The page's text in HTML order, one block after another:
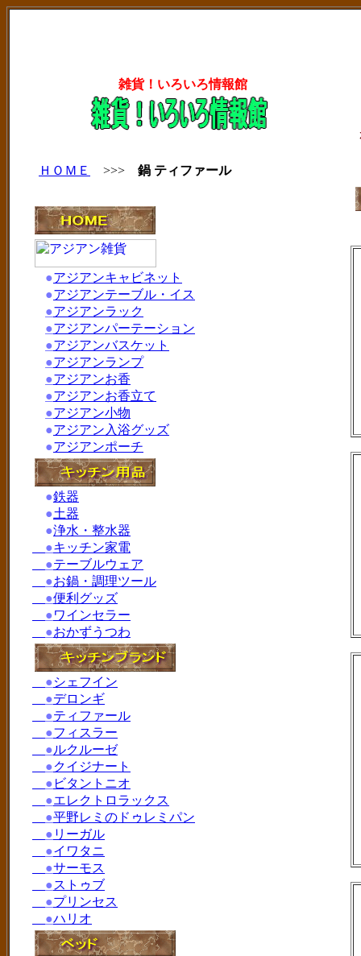
雑貨！いろいろ情報館
ＨＯＭＥ >>> 鍋 ティファール
●アジアンキャビネット
●アジアンテーブル・イス
●アジアンラック
●アジアンパーテーション
●アジアンバスケット
●アジアンランプ
●アジアンお香
●アジアンお香立て
●アジアン小物
●アジアン入浴グッズ
●アジアンポーチ
●鉄器
●土器
●浄水・整水器
●キッチン家電
●テーブルウェア
●お鍋・調理ツール
●便利グッズ
●ワインセラー
●おかずうつわ
●シェフイン
●デロンギ
●ティファール
●フィスラー
●ルクルーゼ
●クイジナート
● ビタントニオ
●エレクトロラックス
●平野レミのドゥレミパン
● リーガル
●イワタニ
●サーモス
●ストゥブ
●プリンセス
●ハリオ